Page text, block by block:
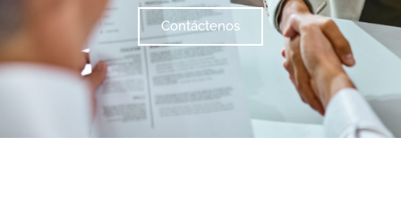
Contáctenos